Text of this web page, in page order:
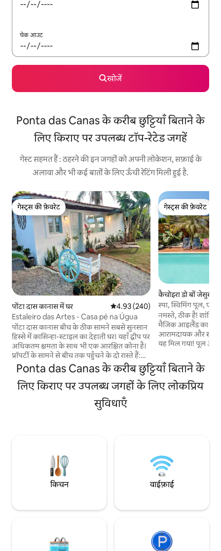
चेक आउट
खोजें
Ponta das Canas के करीब छुट्टियाँ बिताने के
लिए किराए पर उपलब्ध टॉप-रेटेड जगहें
गेस्ट सहमत हैं : ठहरने की इन जगहों को अपनी लोकेशन, सफ़ाई के
अलावा और भी कई बातों के लिए ऊँची रेटिंग मिली हुई है.
गेस्ट्स की फ़ेवरेट
गेस्ट्स की फ़ेवरेट
पोंटा दास कानास में घर औसत रेटिंग 5 में से 4.93, 240 समीक्षाएँ
4.93 (240)
Estaleiro das Artes - Casa pé na Úgua
पोंटा दास कानास बीच के ठीक सामने सबसे सुनसान
हिस्से में कासिन्हा-स्टाइल का देहाती घर। यहाँ द्वीप पर
अधिकतम क्षमता के साथ भी एक आरक्षित कोना है।
प्रॉपर्टी के सामने से बीच तक पहुँचने के दो रास्ते हैं:
सड़क के किनारे (300 मीटर); या, जिन्हें बाहर घूमना
पसंद है, उनके लिए लैगून (खारे पानी वाला) के
किनारे, जहाँ से शानदार नज़ारे दिखाई देते हैं और
समुद्री पक्षी भरे पड़े होते हैं। उन लोगों के लिए बिल्कुल
से लैगून का खूबसूरत नज़ारा दिखाई देता है। यहाँ
गेस्ट्स की फ़ेवरेट
गेस्ट्स की फ़ेवरेट
कैचोइरा डो बों जेसुस में
स्पा, स्विमिंग पूल,
घर
नमस्ते, ठीक है!
मैजिक आइलैंड का
आरामदायक और
यह मिल गया! पूल और
पानी बेहद साफ़ है,
का नज़ारा देखते ही बनता है। आस-पड़ोस
की दुकानें हैं : बाज़ार,
आपको यह पसंद
Ponta das Canas के करीब छुट्टियाँ बिताने के
लिए किराए पर उपलब्ध जगहों के लिए लोकप्रिय
सुविधाएँ
किचन वाईफ़ाई